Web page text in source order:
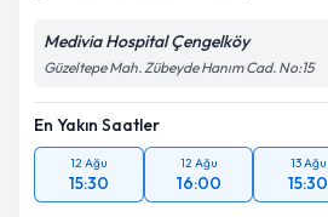
Medivia Hospital Çengelköy
Güzeltepe Mah. Zübeyde Hanım Cad. No:15
En Yakın Saatler
12 Ağu
15:30
12 Ağu
16:00
13 Ağu
15:30